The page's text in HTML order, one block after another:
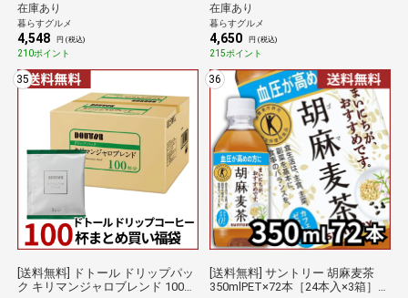
えひめ飲料倉庫C★
在庫あり
暮らすグルメ
4,548 円 (税込)
210ポイント
出荷】 1L 1l コーヒー アイスコー
ヒー 紙パック ブラック 無糖 リキ
ッドコーヒー 倉庫C 自宅用
在庫あり
暮らすグルメ
4,650 円 (税込)
215ポイント
35
[送料無料] ドトール ドリップパッ
ク キリマンジャロブレンド 100杯
36
[送料無料] サントリー 胡麻麦茶
350mlPET×72本［24本入×3箱］